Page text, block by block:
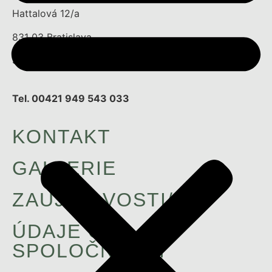
Hattalová 12/a
831 03 Bratislava
Slovenská republika
Tel. 00421 949 543 033
KONTAKT
GALLERIE
ZAUJIMAVOSTI/
ÚDAJE O
SPOLOČNOSTI